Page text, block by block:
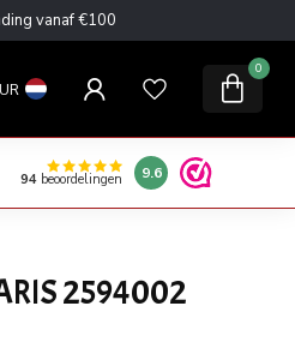
vanaf €100
0
94 beoordelingen 9.6
2594002